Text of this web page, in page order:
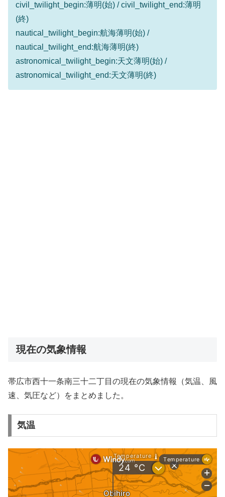
civil_twilight_begin:薄明(始) / civil_twilight_end:薄明
(終)
nautical_twilight_begin:航海薄明(始) /
nautical_twilight_end:航海薄明(終)
astronomical_twilight_begin:天文薄明(始) /
astronomical_twilight_end:天文薄明(終)
現在の気象情報
帯広市西十一条南三十二丁目の現在の気象情報（気温、風
速、気圧など）をまとめました。
気温